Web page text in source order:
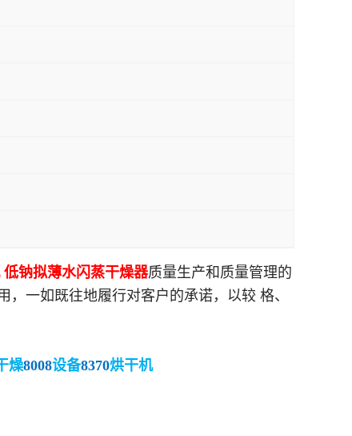
低钠拟薄水闪蒸干燥器质量生产和质量管理的
一如既往地履行对客户的承诺，以较 格、
燥8008设备8370烘干机